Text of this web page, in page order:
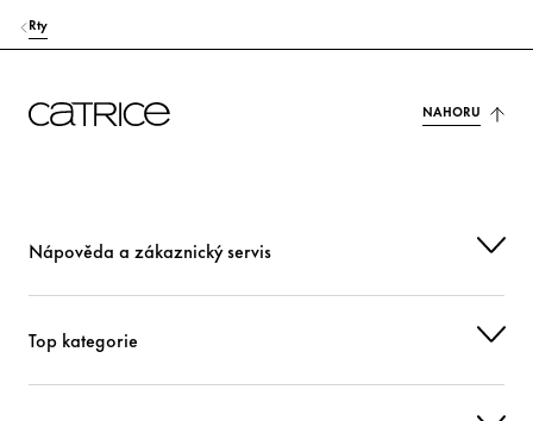
Rty
NAHORU
Nápověda a zákaznický servis
Top kategorie